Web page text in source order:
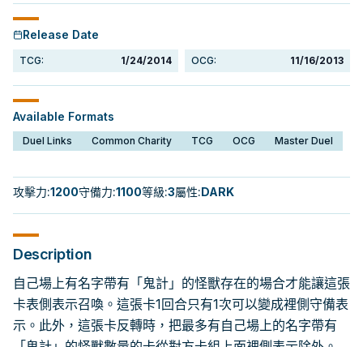
Release Date
TCG: 1/24/2014 OCG: 11/16/2013
Available Formats
Duel Links Common Charity TCG OCG Master Duel
攻擊力:1200守備力:1100等級:3屬性:DARK
Description
自己場上有名字帶有「鬼計」的怪獸存在的場合才能讓這張
卡表側表示召喚。這張卡1回合只有1次可以變成裡側守備表
示。此外，這張卡反轉時，把最多有自己場上的名字帶有